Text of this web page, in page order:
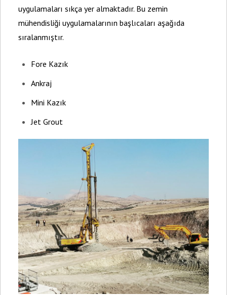
uygulamaları sıkça yer almaktadır. Bu zemin
mühendisliği uygulamalarının başlıcaları aşağıda
sıralanmıştır.
Fore Kazık
Ankraj
Mini Kazık
Jet Grout